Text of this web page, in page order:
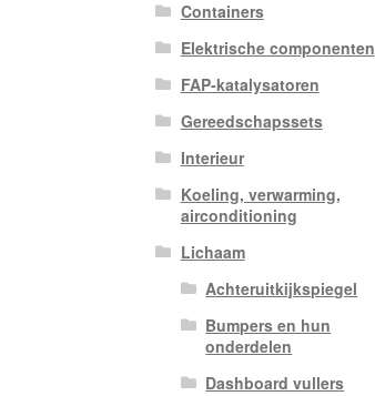
Containers
Elektrische componenten
FAP-katalysatoren
Gereedschapssets
Interieur
Koeling, verwarming,
airconditioning
Lichaam
Achteruitkijkspiegel
Bumpers en hun
onderdelen
Dashboard vullers